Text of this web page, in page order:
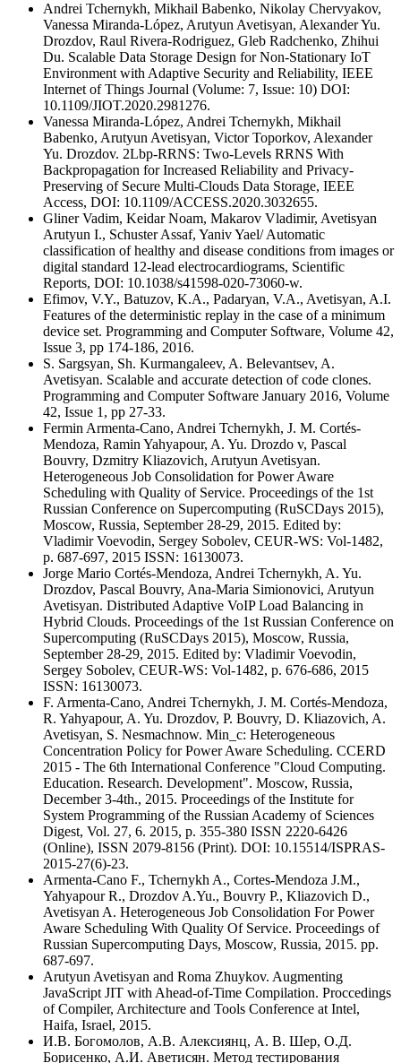
Andrei Tchernykh, Mikhail Babenko, Nikolay Chervyakov,
Vanessa Miranda-López, Arutyun Avetisyan, Alexander Yu.
Drozdov, Raul Rivera-Rodriguez, Gleb Radchenko, Zhihui
Du. Scalable Data Storage Design for Non-Stationary IoT
Environment with Adaptive Security and Reliability, IEEE
Internet of Things Journal (Volume: 7, Issue: 10) DOI:
10.1109/JIOT.2020.2981276.
Vanessa Miranda-López, Andrei Tchernykh, Mikhail
Babenko, Arutyun Avetisyan, Victor Toporkov, Alexander
Yu. Drozdov. 2Lbp-RRNS: Two-Levels RRNS With
Backpropagation for Increased Reliability and Privacy-
Preserving of Secure Multi-Clouds Data Storage, IEEE
Access, DOI: 10.1109/ACCESS.2020.3032655.
Gliner Vadim, Keidar Noam, Makarov Vladimir, Avetisyan
Arutyun I., Schuster Assaf, Yaniv Yael/ Automatic
classification of healthy and disease conditions from images or
digital standard 12-lead electrocardiograms, Scientific
Reports, DOI: 10.1038/s41598-020-73060-w.
Efimov, V.Y., Batuzov, K.A., Padaryan, V.A., Avetisyan, A.I.
Features of the deterministic replay in the case of a minimum
device set. Programming and Computer Software, Volume 42,
Issue 3, pp 174-186, 2016.
S. Sargsyan, Sh. Kurmangaleev, A. Belevantsev, A.
Avetisyan. Scalable and accurate detection of code clones.
Programming and Computer Software January 2016, Volume
42, Issue 1, pp 27-33.
Fermin Armenta-Cano, Andrei Tchernykh, J. M. Cortés-
Mendoza, Ramin Yahyapour, A. Yu. Drozdo v, Pascal
Bouvry, Dzmitry Kliazovich, Arutyun Avetisyan.
Heterogeneous Job Consolidation for Power Aware
Scheduling with Quality of Service. Proceedings of the 1st
Russian Conference on Supercomputing (RuSCDays 2015),
Moscow, Russia, September 28-29, 2015. Edited by:
Vladimir Voevodin, Sergey Sobolev, CEUR-WS: Vol-1482,
p. 687-697, 2015 ISSN: 16130073.
Jorge Mario Cortés-Mendoza, Andrei Tchernykh, A. Yu.
Drozdov, Pascal Bouvry, Ana-Maria Simionovici, Arutyun
Avetisyan. Distributed Adaptive VoIP Load Balancing in
Hybrid Clouds. Proceedings of the 1st Russian Conference on
Supercomputing (RuSCDays 2015), Moscow, Russia,
September 28-29, 2015. Edited by: Vladimir Voevodin,
Sergey Sobolev, CEUR-WS: Vol-1482, p. 676-686, 2015
ISSN: 16130073.
F. Armenta-Cano, Andrei Tchernykh, J. M. Cortés-Mendoza,
R. Yahyapour, A. Yu. Drozdov, P. Bouvry, D. Kliazovich, A.
Avetisyan, S. Nesmachnow. Min_c: Heterogeneous
Concentration Policy for Power Aware Scheduling. CCERD
2015 - The 6th International Conference "Cloud Computing.
Education. Research. Development". Moscow, Russia,
December 3-4th., 2015. Proceedings of the Institute for
System Programming of the Russian Academy of Sciences
Digest, Vol. 27, 6. 2015, p. 355-380 ISSN 2220-6426
(Online), ISSN 2079-8156 (Print). DOI: 10.15514/ISPRAS-
2015-27(6)-23.
Armenta-Cano F., Tchernykh A., Cortes-Mendoza J.M.,
Yahyapour R., Drozdov A.Yu., Bouvry P., Kliazovich D.,
Avetisyan A. Heterogeneous Job Consolidation For Power
Aware Scheduling With Quality Of Service. Proceedings of
Russian Supercomputing Days, Moscow, Russia, 2015. pp.
687-697.
Arutyun Avetisyan and Roma Zhuykov. Augmenting
JavaScript JIT with Ahead-of-Time Compilation. Proccedings
of Compiler, Architecture and Tools Conference at Intel,
Haifa, Israel, 2015.
И.В. Богомолов, А.В. Алексиянц, А. В. Шер, О.Д.
Борисенко, А.И. Аветисян. Метод тестирования